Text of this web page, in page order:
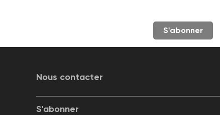
S'abonner
Nous contacter
S'abonner